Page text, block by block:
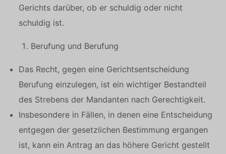
Gerichts darüber, ob er schuldig oder nicht
schuldig ist.
Berufung und Berufung
Das Recht, gegen eine Gerichtsentscheidung
Berufung einzulegen, ist ein wichtiger Bestandteil
des Strebens der Mandanten nach Gerechtigkeit.
Insbesondere in Fällen, in denen eine Entscheidung
entgegen der gesetzlichen Bestimmung ergangen
ist, kann ein Antrag an das höhere Gericht gestellt